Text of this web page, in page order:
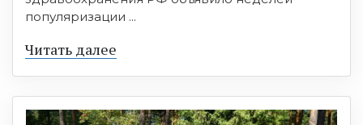
популяризации ...
Читать далее